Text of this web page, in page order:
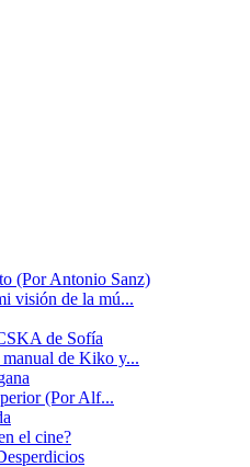
(Por Antonio Sanz)
visión de la mú...
de Sofía
manual de Kiko y...
(Por Alf...
el cine?